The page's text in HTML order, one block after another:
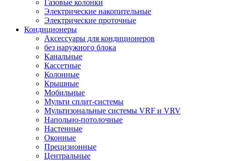
Газовые колонки
Электрические накопительные
Электрические проточные
Кондиционеры
Аксессуары для кондиционеров
без наружного блока
Канальные
Кассетные
Колонные
Крышные
Мобильные
Мульти сплит-системы
Мультизональные системы VRF и VRV
Напольно-потолочные
Настенные
Оконные
Прецизионные
Центральные